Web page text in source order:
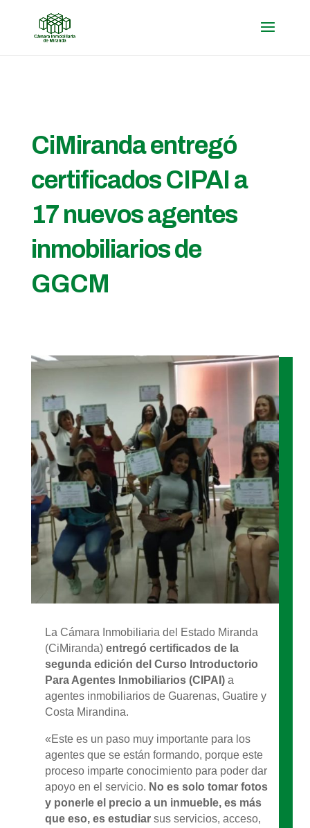
CiMiranda entregó
certificados CIPAI a
17 nuevos agentes
inmobiliarios de
GGCM
La Cámara Inmobiliaria del Estado Miranda
(CiMiranda) entregó certificados de la
segunda edición del Curso Introductorio
Para Agentes Inmobiliarios (CIPAI) a
agentes inmobiliarios de Guarenas, Guatire y
Costa Mirandina.
«Este es un paso muy importante para los
agentes que se están formando, porque este
proceso imparte conocimiento para poder dar
apoyo en el servicio. No es solo tomar fotos
y ponerle el precio a un inmueble, es más
que eso, es estudiarsus servicios, acceso,